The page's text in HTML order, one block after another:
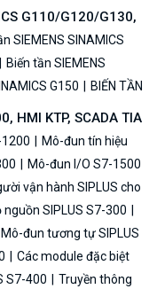
G110/G120/G130,
SIEMENS SINAMICS
Biến tần SIEMENS
G150 BIẾN TẦN
HMI KTP, SCADA TIA
Mô-đun tín hiệu
Mô-đun I/O S7-1500
vận hành SIPLUS cho
nguồn SIPLUS S7-300
Mô-đun tương tự SIPLUS
Các module đặc biệt
S7-400
Truyền thông